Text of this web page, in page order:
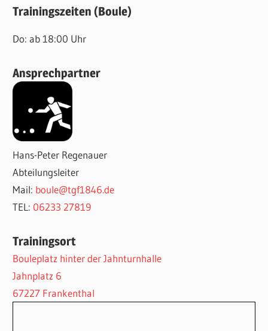
Trainingszeiten (Boule)
Do: ab 18:00 Uhr
Ansprechpartner
Hans-Peter Regenauer
Abteilungsleiter
Mail: boule@tgf1846.de
TEL: 06233 27819
Trainingsort
Bouleplatz hinter der Jahnturnhalle
Jahnplatz 6
67227 Frankenthal